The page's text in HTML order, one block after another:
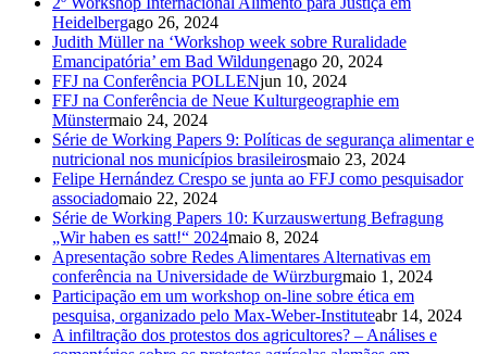
Heidelbergago 26, 2024
Judith Müller na ‘Workshop week sobre Ruralidade
Emancipatória’ em Bad Wildungenago 20, 2024
FFJ na Conferência POLLENjun 10, 2024
FFJ na Conferência de Neue Kulturgeographie em
Münstermaio 24, 2024
Série de Working Papers 9: Políticas de segurança alimentar e
nutricional nos municípios brasileirosmaio 23, 2024
Felipe Hernández Crespo se junta ao FFJ como pesquisador
associadomaio 22, 2024
Série de Working Papers 10: Kurzauswertung Befragung
„Wir haben es satt!“ 2024maio 8, 2024
Apresentação sobre Redes Alimentares Alternativas em
conferência na Universidade de Würzburgmaio 1, 2024
Participação em um workshop on-line sobre ética em
pesquisa, organizado pelo Max-Weber-Instituteabr 14, 2024
A infiltração dos protestos dos agricultores? – Análises e